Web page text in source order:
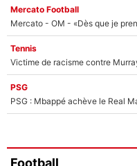
Mercato Football
Tennis
PSG
PSG : Mbappé achève le Real
Football